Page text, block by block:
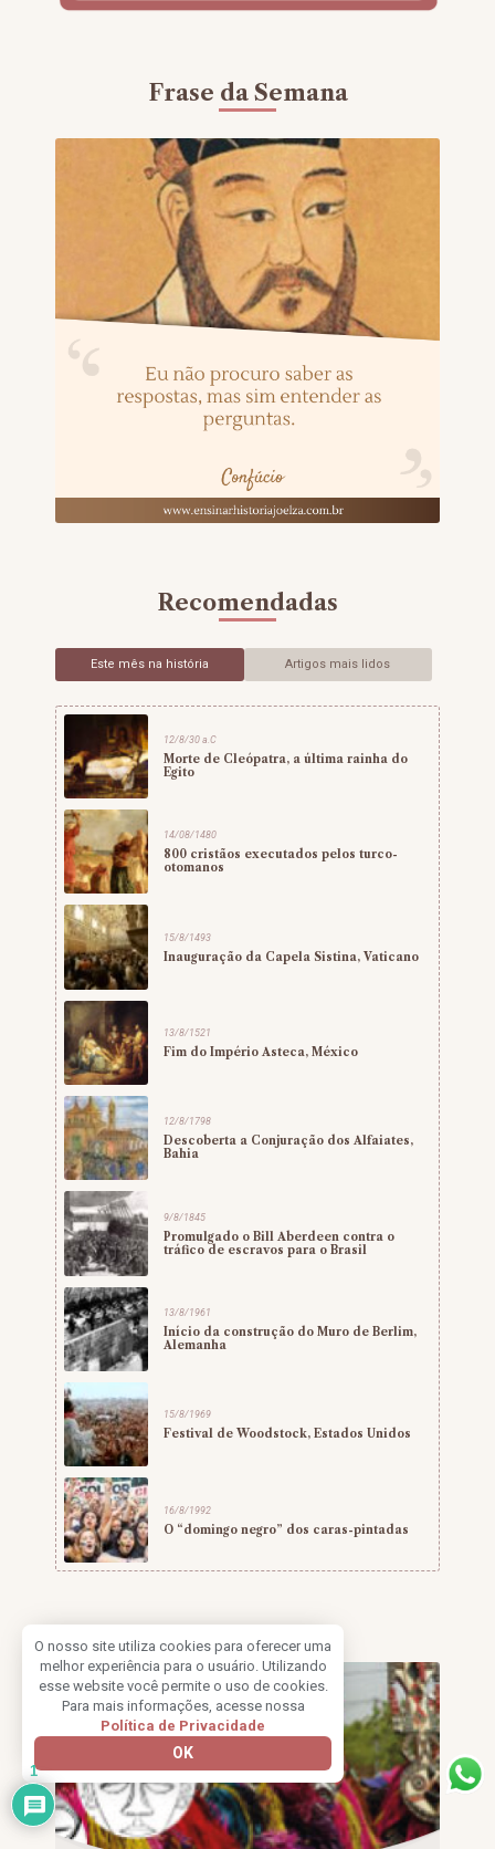
O nosso site utiliza cookies para oferecer uma
melhor experiência para o usuário. Utilizando
esse website você permite o uso de cookies.
Para mais informações, acesse nossa
Política de Privacidade
OK
Frase da Semana
Recomendadas
Este mês na história Artigos mais lidos
12/8/30 a.C
Morte de Cleópatra, a última rainha do
Egito
14/08/1480
800 cristãos executados pelos turco-
otomanos
15/8/1493
Inauguração da Capela Sistina, Vaticano
13/8/1521
Fim do Império Asteca, México
12/8/1798
Descoberta a Conjuração dos Alfaiates,
Bahia
9/8/1845
Promulgado o Bill Aberdeen contra o
tráfico de escravos para o Brasil
13/8/1961
Início da construção do Muro de Berlim,
Alemanha
15/8/1969
Festival de Woodstock, Estados Unidos
16/8/1992
O “domingo negro” dos caras-pintadas
1